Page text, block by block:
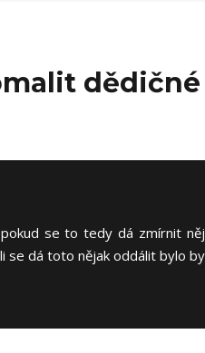
se to tedy dá zmírnit
se dá toto nějak oddálit bylo